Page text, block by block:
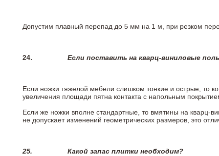
Допустим плавный перепад до 5 мм на 1 м, при резком
24. Если поставить на кварц-виниловые
Если ножки тяжелой мебели слишком тонкие и острые, то
увеличения площади пятна контакта с напольным
Если же ножки вполне стандартные, то вмятины на кварц-
не допускает изменений геометрических размеров, это
25. Какой запас плитки необходим?